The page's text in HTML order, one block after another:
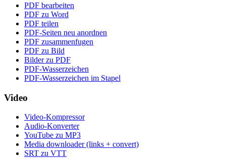
PDF bearbeiten
PDF zu Word
PDF teilen
PDF-Seiten neu anordnen
PDF zusammenfugen
PDF zu Bild
Bilder zu PDF
PDF-Wasserzeichen
PDF-Wasserzeichen im Stapel
Video
Video-Kompressor
Audio-Konverter
YouTube zu MP3
Media downloader (links + convert)
SRT zu VTT